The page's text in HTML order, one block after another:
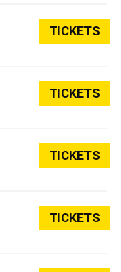
TICKETS
TICKETS
TICKETS
TICKETS